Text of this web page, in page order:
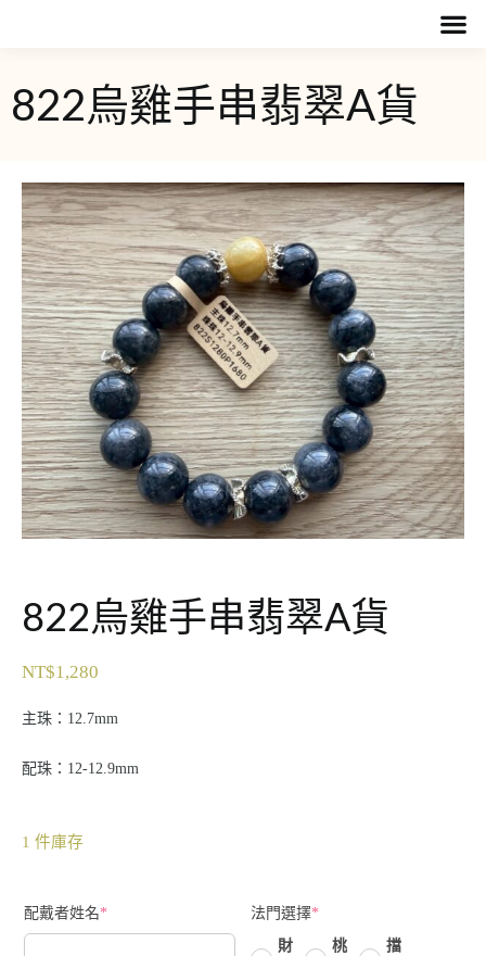
822烏雞手串翡翠A貨
822烏雞手串翡翠A貨
NT$1,280
主珠：12.7mm
配珠：12-12.9mm
1 件庫存
配戴者姓名* 法門選擇*
財
桃
擋